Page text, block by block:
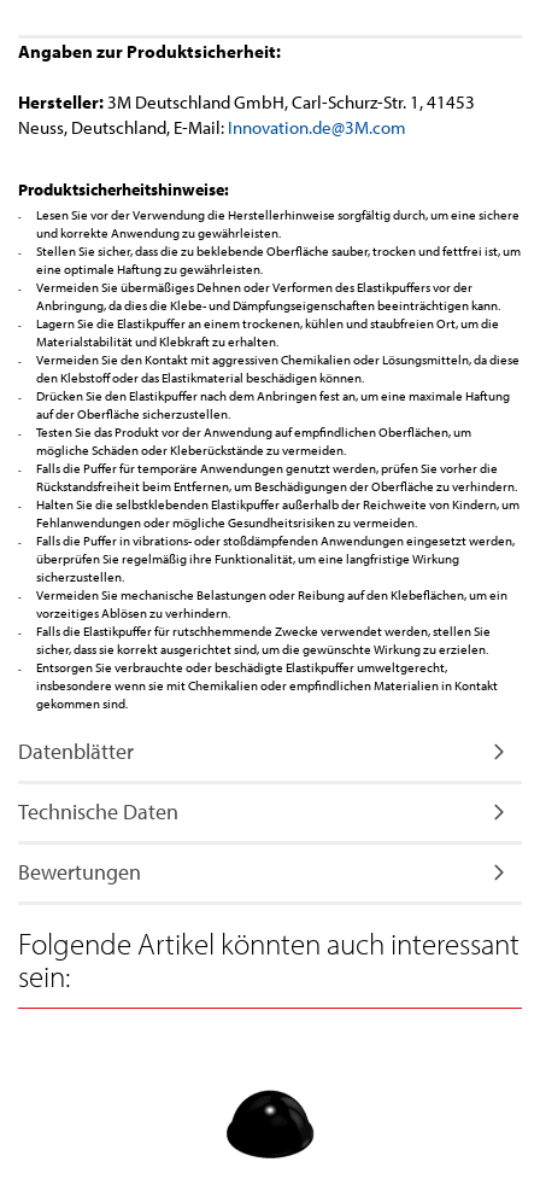
Angaben zur Produktsicherheit:
Hersteller:3M Deutschland GmbH, Carl-Schurz-Str. 1, 41453
Neuss, Deutschland, E-Mail: Innovation.de@3M.com
Produktsicherheitshinweise:
Lesen Sie vor der Verwendung die Herstellerhinweise sorgfältig durch, um eine sichere
und korrekte Anwendung zu gewährleisten.
Stellen Sie sicher, dass die zu beklebende Oberfläche sauber, trocken und fettfrei ist, um
eine optimale Haftung zu gewährleisten.
Vermeiden Sie übermäßiges Dehnen oder Verformen des Elastikpuffers vor der
Anbringung, da dies die Klebe- und Dämpfungseigenschaften beeinträchtigen kann.
Lagern Sie die Elastikpuffer an einem trockenen, kühlen und staubfreien Ort, um die
Materialstabilität und Klebkraft zu erhalten.
Vermeiden Sie den Kontakt mit aggressiven Chemikalien oder Lösungsmitteln, da diese
den Klebstoff oder das Elastikmaterial beschädigen können.
Drücken Sie den Elastikpuffer nach dem Anbringen fest an, um eine maximale Haftung
auf der Oberfläche sicherzustellen.
Testen Sie das Produkt vor der Anwendung auf empfindlichen Oberflächen, um
mögliche Schäden oder Kleberückstände zu vermeiden.
Falls die Puffer für temporäre Anwendungen genutzt werden, prüfen Sie vorher die
Rückstandsfreiheit beim Entfernen, um Beschädigungen der Oberfläche zu verhindern.
Halten Sie die selbstklebenden Elastikpuffer außerhalb der Reichweite von Kindern, um
Fehlanwendungen oder mögliche Gesundheitsrisiken zu vermeiden.
Falls die Puffer in vibrations- oder stoßdämpfenden Anwendungen eingesetzt werden,
überprüfen Sie regelmäßig ihre Funktionalität, um eine langfristige Wirkung
sicherzustellen.
Vermeiden Sie mechanische Belastungen oder Reibung auf den Klebeflächen, um ein
vorzeitiges Ablösen zu verhindern.
Falls die Elastikpuffer für rutschhemmende Zwecke verwendet werden, stellen Sie
sicher, dass sie korrekt ausgerichtet sind, um die gewünschte Wirkung zu erzielen.
Entsorgen Sie verbrauchte oder beschädigte Elastikpuffer umweltgerecht,
insbesondere wenn sie mit Chemikalien oder empfindlichen Materialien in Kontakt
gekommen sind.
Datenblätter
Technische Daten
Bewertungen
Folgende Artikel könnten auch interessant
sein: